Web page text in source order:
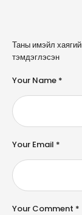
Таны имэйл
тэмдэглэсэн
Your Comment *
Your Name *
Your Email *
A
l
e
n
a
ti
e